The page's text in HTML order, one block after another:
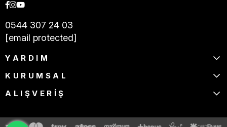
0544 307 24 03
[email protected]
YARDIM
KURUMSAL
ALIŞVERİŞ